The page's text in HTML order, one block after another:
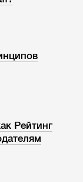
Рейтинг